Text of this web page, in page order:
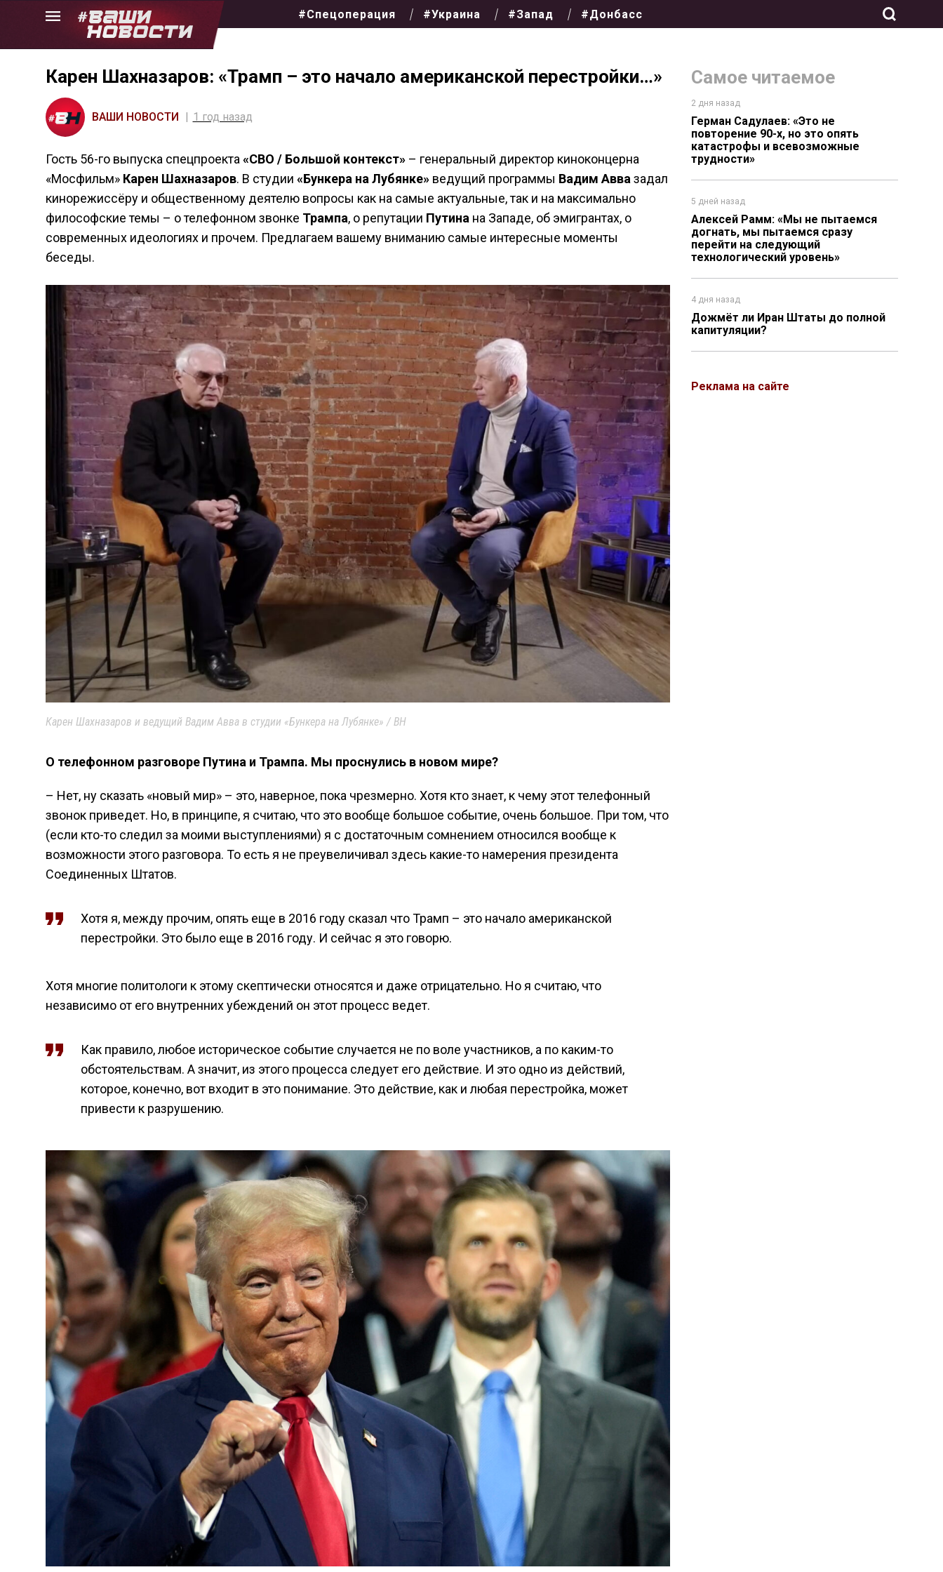
Skip
#Спецоперация #Украина #Запад #Донбасс
Самое читаемое
2 дня назад
Герман Садулаев: «Это не
повторение 90-х, но это опять
катастрофы и всевозможные
трудности»
5 дней назад
Алексей Рамм: «Мы не пытаемся
догнать, мы пытаемся сразу
перейти на следующий
технологический уровень»
4 дня назад
Дожмёт ли Иран Штаты до полной
капитуляции?
Реклама на сайте
Карен Шахназаров: «Трамп – это начало американской перестройки…»
ВАШИ НОВОСТИ 1 год назад
Гость 56-го выпуска спецпроекта «СВО / Большой контекст»– генеральный директор киноконцерна
«Мосфильм» Карен Шахназаров. В студии «Бункера на Лубянке» ведущий программы Вадим Авва задал
кинорежиссёру и общественному деятелю вопросы как на самые актуальные, так и на максимально
философские темы – о телефонном звонке Трампа, о репутации Путина на Западе, об эмигрантах, о
современных идеологиях и прочем. Предлагаем вашему вниманию самые интересные моменты
беседы.
Карен Шахназаров и ведущий Вадим Авва в студии «Бункера на Лубянке» / ВН
О телефонном разговоре Путина и Трампа. Мы проснулись в новом мире?
– Нет, ну сказать «новый мир» – это, наверное, пока чрезмерно. Хотя кто знает, к чему этот телефонный
звонок приведет. Но, в принципе, я считаю, что это вообще большое событие, очень большое. При том, что
(если кто-то следил за моими выступлениями) я с достаточным сомнением относился вообще к
возможности этого разговора. То есть я не преувеличивал здесь какие-то намерения президента
Соединенных Штатов.
Хотя я, между прочим, опять еще в 2016 году сказал что Трамп – это начало американской
перестройки. Это было еще в 2016 году. И сейчас я это говорю.
Хотя многие политологи к этому скептически относятся и даже отрицательно. Но я считаю, что
независимо от его внутренних убеждений он этот процесс ведет.
Как правило, любое историческое событие случается не по воле участников, а по каким-то
обстоятельствам. А значит, из этого процесса следует его действие. И это одно из действий,
которое, конечно, вот входит в это понимание. Это действие, как и любая перестройка, может
привести к разрушению.